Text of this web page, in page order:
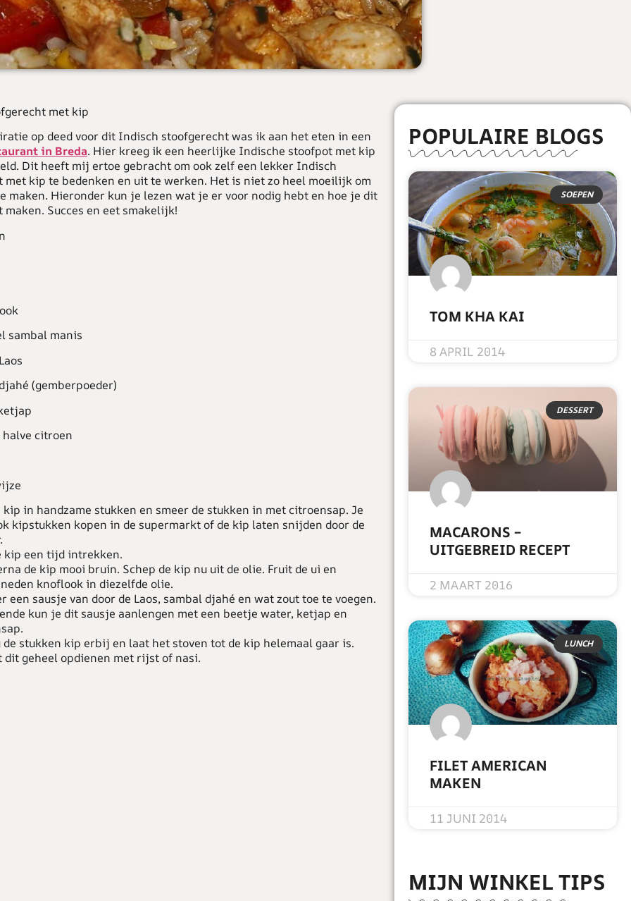
met kip
op deed voor dit Indisch stoofgerecht was ik aan het eten in een
in Breda. Hier kreeg ik een heerlijke Indische stoofpot met kip
Dit heeft mij ertoe gebracht om ook zelf een lekker Indisch
met kip te bedenken en uit te werken. Het is niet zo heel moeilijk om
maken. Hieronder kun je lezen wat je er voor nodig hebt en hoe je dit
maken. Succes en eet smakelijk!
sambal manis
(gemberpoeder)
halve citroen
kip in handzame stukken en smeer de stukken in met citroensap. Je
kipstukken kopen in de supermarkt of de kip laten snijden door de
kip een tijd intrekken.
de kip mooi bruin. Schep de kip nu uit de olie. Fruit de ui en
knoflook in diezelfde olie.
een sausje van door de Laos, sambal djahé en wat zout toe te voegen.
kun je dit sausje aanlengen met een beetje water, ketjap en
de stukken kip erbij en laat het stoven tot de kip helemaal gaar is.
dit geheel opdienen met rijst of nasi.
POPULAIRE BLOGS
SOEPEN
TOM KHA KAI
8 APRIL 2014
DESSERT
MACARONS –
UITGEBREID RECEPT
2 MAART 2016
LUNCH
FILET AMERICAN
MAKEN
11 JUNI 2014
MIJN WINKEL TIPS